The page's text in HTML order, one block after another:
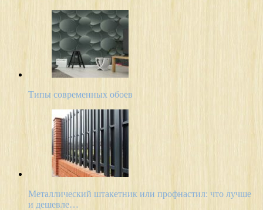
Типы современных обоев
Металлический штакетник или профнастил: что лучше
и дешевле…